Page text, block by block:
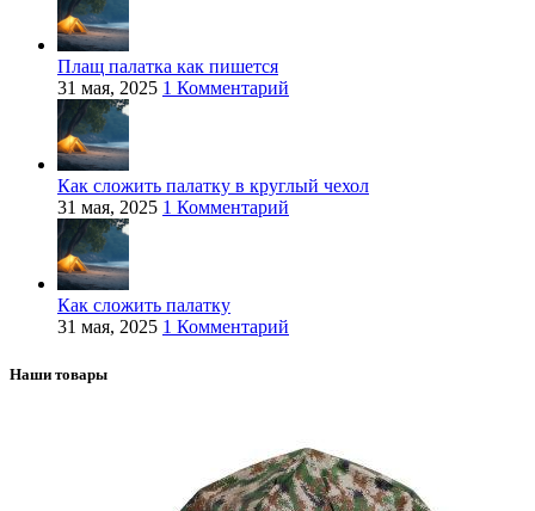
Плащ палатка как пишется
31 мая, 2025 1 Комментарий
Как сложить палатку в круглый чехол
31 мая, 2025 1 Комментарий
Как сложить палатку
31 мая, 2025 1 Комментарий
Наши товары